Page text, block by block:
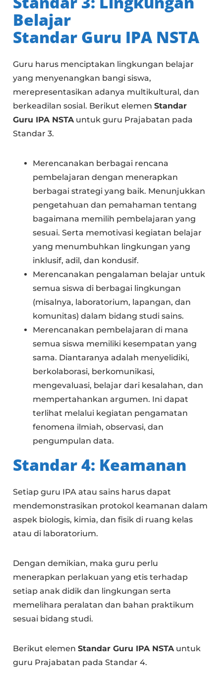
Belajar
Standar Guru IPA NSTA
Guru harus menciptakan lingkungan belajar
yang menyenangkan bangi siswa,
merepresentasikan adanya multikultural, dan
berkeadilan sosial. Berikut elemenStandar
Guru IPA NSTAuntuk guru Prajabatan pada
Standar 3.
Merencanakan berbagai rencana
pembelajaran dengan menerapkan
berbagai strategi yang baik. Menunjukkan
pengetahuan dan pemahaman tentang
bagaimana memilih pembelajaran yang
sesuai. Serta memotivasi kegiatan belajar
yang menumbuhkan lingkungan yang
inklusif, adil, dan kondusif.
Merencanakan pengalaman belajar untuk
semua siswa di berbagai lingkungan
(misalnya, laboratorium, lapangan, dan
komunitas) dalam bidang studi sains.
Merencanakan pembelajaran di mana
semua siswa memiliki kesempatan yang
sama. Diantaranya adalah menyelidiki,
berkolaborasi, berkomunikasi,
mengevaluasi, belajar dari kesalahan, dan
mempertahankan argumen. Ini dapat
terlihat melalui kegiatan pengamatan
fenomena ilmiah, observasi, dan
pengumpulan data.
Standar 4: Keamanan
Setiap guru IPA atau sains harus dapat
mendemonstrasikan protokol keamanan dalam
aspek biologis, kimia, dan fisik di ruang kelas
atau di laboratorium.
Dengan demikian, maka guru perlu
menerapkan perlakuan yang etis terhadap
setiap anak didik dan lingkungan serta
memelihara peralatan dan bahan praktikum
sesuai bidang studi.
Berikut elemenStandar Guru IPA NSTAuntuk
guru Prajabatan pada Standar 4.